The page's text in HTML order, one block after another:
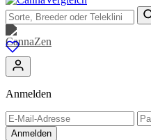
Anmelden
Anmelden